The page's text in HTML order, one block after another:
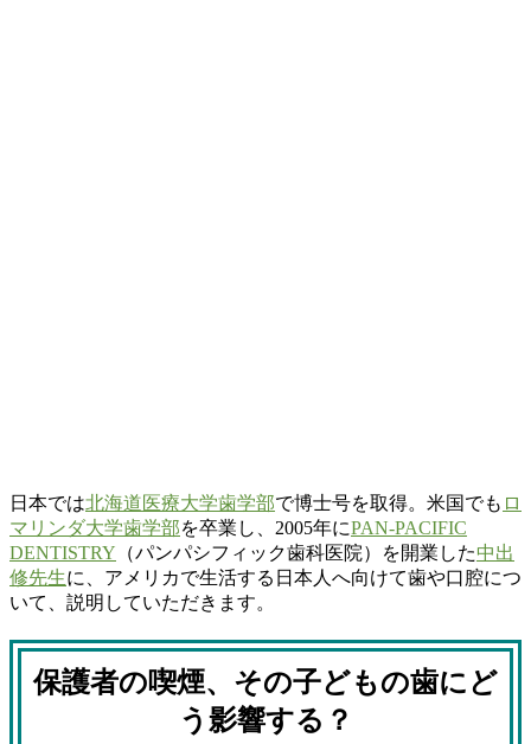
日本では北海道医療大学歯学部で博士号を取得。米国でも ロ
マリンダ大学歯学部を卒業し、2005年にPAN-PACIFIC
DENTISTRY （パンパシフィック歯科医院）を開業した中出
修先生に、アメリカで生活する日本人へ向けて歯や口腔につ
いて、説明していただきます。
保護者の喫煙、その子どもの歯にど
う影響する？